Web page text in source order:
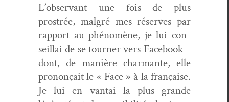
L’observant une fois de plus
prostrée, mal­gré mes réserves par
rap­port au phénomène, je lui con­
seil­lai de se tourn­er vers Face­book –
dont, de manière char­mante, elle
prononçait le « Face » à la française.
Je lui en van­tai la plus grande